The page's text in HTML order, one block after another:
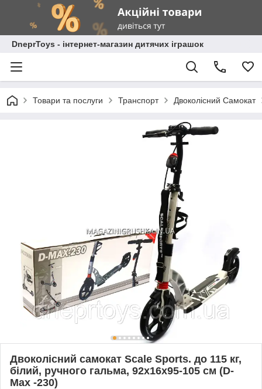
DneprToys - інтернет-магазин дитячих іграшок
Товари та послуги Транспорт Двоколісний Самокат
Двоколісний самокат Scale Sports. до 115 кг,
білий, ручного гальма, 92х16х95-105 см (D-
Max -230)